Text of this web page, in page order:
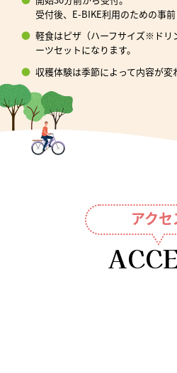
受付後、E-BIKE利用のための事
軽食はピザ（ハーフサイズ※ドリ
ーツセットになります。
収穫体験は季節によって内容が変
アクセ